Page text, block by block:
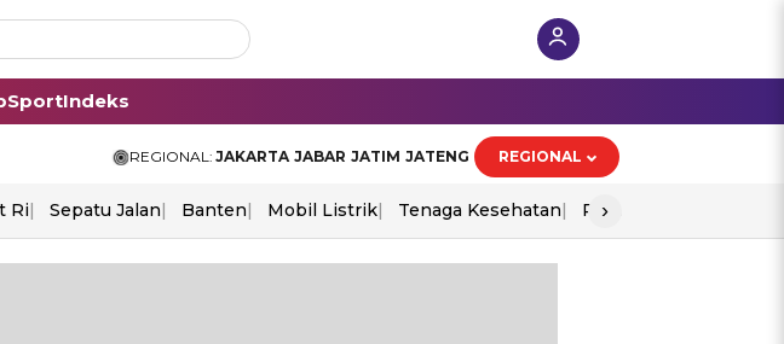
SportIndeks
REGIONAL: JAKARTA JABAR JATIM JATENG REGIONAL
Ri Sepatu Jalan Banten Mobil Listrik Tenaga Kesehatan Perang As-Iran
›